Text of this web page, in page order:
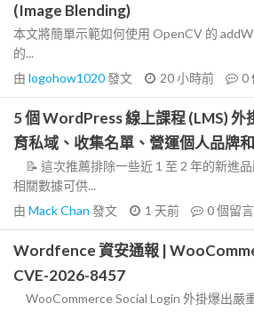
(Image Blending)
本文將簡單示範如何使用 OpenCV 的
的...
由 logohow1020發文 20 小時前 0
5 個 WordPress 線上課程 (LMS) 外
育私域、收集名單、營運個人品牌
📝 這次推薦排除一些近 1 至 2 年的新進
相關數據可供...
由 Mack Chan 發文 1 天前 0個留言
Wordfence 資安通報 |
CVE-2026-8457
WooCommerce Social Login 外掛爆出嚴